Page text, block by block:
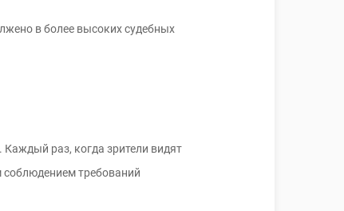
в более высоких судебных
раз, когда зрители видят
требований